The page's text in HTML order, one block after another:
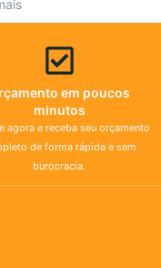
em poucos
minutos
agora e receba seu orçamento
de forma rápida e sem
burocracia.